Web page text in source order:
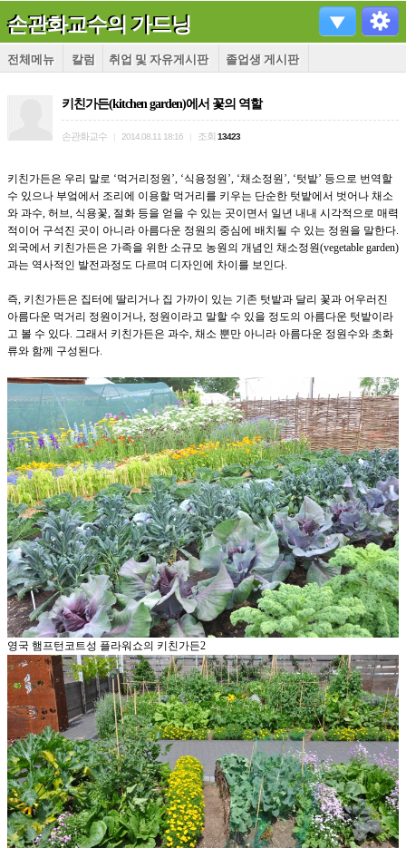
손관화교수의 가드닝
전체메뉴 칼럼 취업 및 자유게시판 졸업생 게시판
키친가든(kitchen garden)에서 꽃의 역할
손관화교수 2014.08.11 18:16 조회 13423
키친가든은 우리 말로 ‘먹거리정원 ’, ‘식용정원 ’, ‘채소정원 ’, ‘텃밭’ 등으로 번역할
수 있으나 부엌에서 조리에 이용할 먹거리를 키우는 단순한 텃밭에서 벗어나 채소
와 과수, 허브, 식용꽃, 절화 등을 얻을 수 있는 곳이면서 일년 내내 시각적으로 매력
적이어 구석진 곳이 아니라 아름다운 정원의 중심에 배치될 수 있는 정원을 말한다.
외국에서 키친가든은 가족을 위한 소규모 농원의 개념인 채소정원(vegetable garden)
과는 역사적인 발전과정도 다르며 디자인에 차이를 보인다.
즉, 키친가든은 집터에 딸리거나 집 가까이 있는 기존 텃밭과 달리 꽃과 어우러진
아름다운 먹거리 정원이거나, 정원이라고 말할 수 있을 정도의 아름다운 텃밭이라
고 볼 수 있다. 그래서 키친가든은 과수, 채소 뿐만 아니라 아름다운 정원수와 초화
류와 함께 구성된다.
영국 햄프턴코트성 플라워쇼의 키친가든2